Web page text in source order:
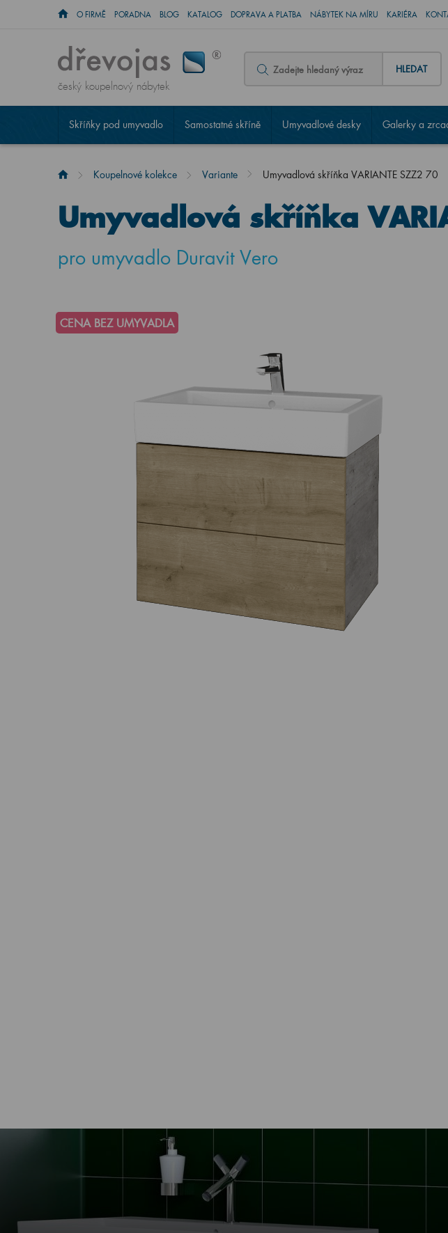
O FIRMĚ PORADNA BLOG KATALOG DOPRAVA A PLATBA NÁBYTEK NA MÍRU KARIÉRA
český koupelnový nábytek
HLEDAT
Skříňky pod umyvadlo Samostatné skříně Umyvadlové desky Galerky a
Koupelnové kolekce Variante Umyvadlová skříňka VARIANTE SZZ2 70
Umyvadlová skříňka
pro umyvadlo Duravit Vero
CENA BEZ UMYVADLA